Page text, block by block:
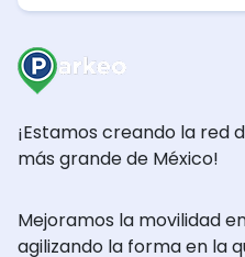
¡Estamos creando la red
más grande de México!
Mejoramos la movilidad
agilizando la forma en la